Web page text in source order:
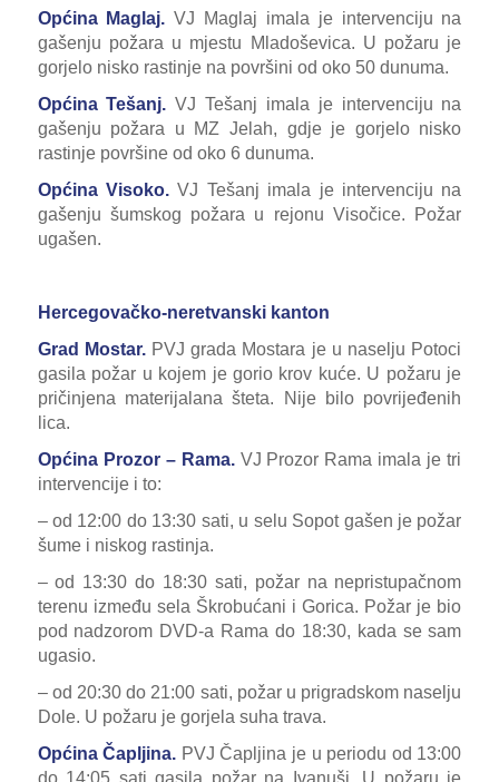
Općina Maglaj. VJ Maglaj imala je intervenciju na
gašenju požara u mjestu Mladoševica. U požaru je
gorjelo nisko rastinje na površini od oko 50 dunuma.
Općina Tešanj.VJ Tešanj imala je intervenciju na
gašenju požara u MZ Jelah, gdje je gorjelo nisko
rastinje površine od oko 6 dunuma.
Općina Visoko. VJ Tešanj imala je intervenciju na
gašenju šumskog požara u rejonu Visočice. Požar
ugašen.
Hercegovačko-neretvanski kanton
Grad Mostar. PVJ grada Mostara je u naselju Potoci
gasila požar u kojem je gorio krov kuće. U požaru je
pričinjena materijalana šteta. Nije bilo povrijeđenih
lica.
Općina Prozor – Rama. VJ Prozor Rama imala je tri
intervencije i to:
– od 12:00 do 13:30 sati, u selu Sopot gašen je požar
šume i niskog rastinja.
– od 13:30 do 18:30 sati, požar na nepristupačnom
terenu između sela Škrobućani i Gorica. Požar je bio
pod nadzorom DVD-a Rama do 18:30, kada se sam
ugasio.
– od 20:30 do 21:00 sati, požar u prigradskom naselju
Dole. U požaru je gorjela suha trava.
Općina Čapljina. PVJ Čapljina je u periodu od 13:00
do 14:05 sati gasila požar na Ivanuši. U požaru je